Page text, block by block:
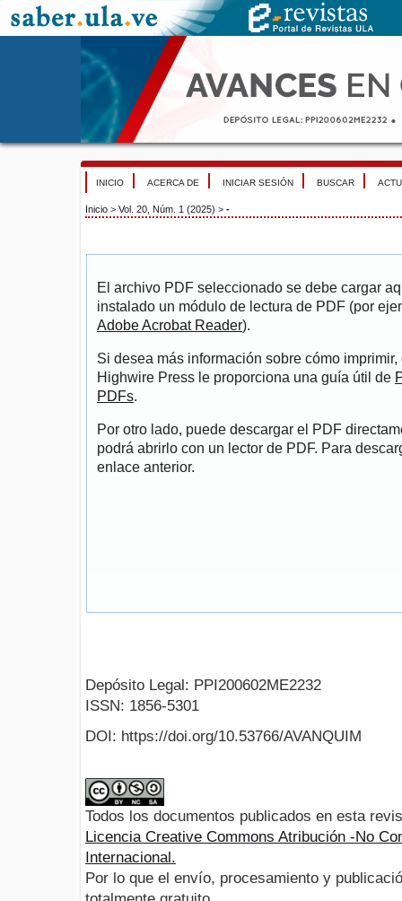
INICIO ACERCA DE INICIAR SESIÓN BUSCAR
Inicio > Vol. 20, Núm. 1 (2025) > -
El archivo PDF seleccionado se debe cargar
instalado un módulo de lectura de PDF (por
Adobe Acrobat Reader).
Si desea más información sobre cómo
Highwire Press le proporciona una guía útil de
PDFs.
Por otro lado, puede descargar el PDF
podrá abrirlo con un lector de PDF. Para
enlace anterior.
Depósito Legal: PPI200602ME2232
ISSN: 1856-5301
DOI: https://doi.org/10.53766/AVANQUIM
Todos los documentos publicados en esta
Licencia Creative Commons Atribución -No
Internacional.
Por lo que el envío, procesamiento y